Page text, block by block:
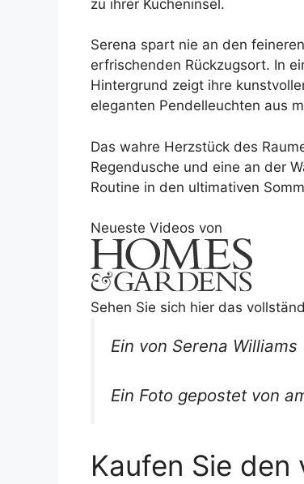
zu ihrer Kücheninsel.
Serena spart nie an den
erfrischenden Rückzugsort. In
Hintergrund zeigt ihre
eleganten Pendelleuchten aus
Das wahre Herzstück des
Regendusche und eine an der
Routine in den ultimativen
Neueste Videos von
Sehen Sie sich hier das
Ein von Serena
Ein Foto gepostet von
Kaufen Sie